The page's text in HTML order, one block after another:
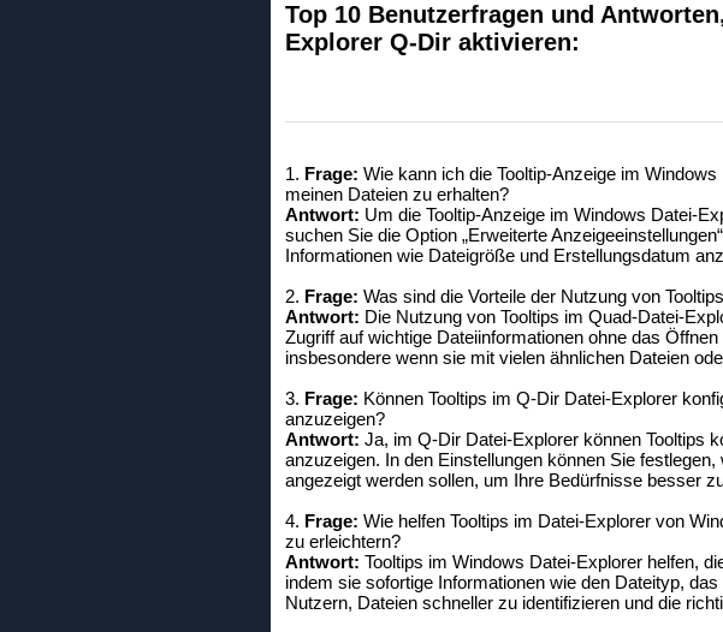
Top 10 Benutzerfragen und
Explorer Q-Dir aktivieren:
1. Frage: Wie kann ich die Tooltip-Anzeige im
meinen Dateien zu erhalten?
Antwort: Um die Tooltip-Anzeige im Windows Datei-
suchen Sie die Option „Erweiterte
Informationen wie Dateigröße und Erstellungsdatum
2. Frage: Was sind die Vorteile der Nutzung von
Antwort: Die Nutzung von Tooltips im Quad-Datei-
Zugriff auf wichtige Dateiinformationen ohne das
insbesondere wenn sie mit vielen ähnlichen Dateien
3. Frage: Können Tooltips im Q-Dir Datei-Explorer
anzuzeigen?
Antwort: Ja, im Q-Dir Datei-Explorer können Tooltips
anzuzeigen. In den Einstellungen können Sie
angezeigt werden sollen, um Ihre Bedürfnisse besser
4. Frage: Wie helfen Tooltips im Datei-Explorer von
zu erleichtern?
Antwort: Tooltips im Windows Datei-Explorer helfen,
indem sie sofortige Informationen wie den Dateityp,
Nutzern, Dateien schneller zu identifizieren und die